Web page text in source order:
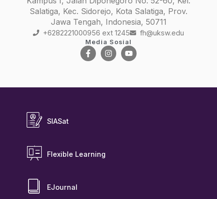
Salatiga, Kec. Sidorejo, Kota Salatiga, Prov.
Jawa Tengah, Indonesia, 50711
+6282221000956 ext 1245 fh@uksw.edu
Media Sosial
SIASat
Flexible Learning
EJournal